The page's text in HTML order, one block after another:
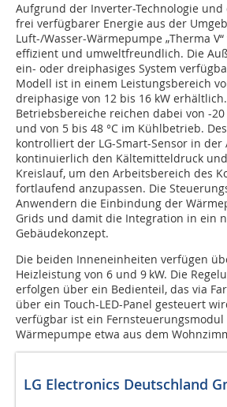
Aufgrund der Inverter-Technologie
frei verfügbarer Energie aus der
Luft-/Wasser-Wärmepumpe „Therma
effizient und umweltfreundlich. Die
ein- oder dreiphasiges System
Modell ist in einem Leistungsbereich
dreiphasige von 12 bis 16 kW
Betriebsbereiche reichen dabei von -20
und von 5 bis 48 °C im Kühlbetrieb.
kontrolliert der LG-Smart-Sensor in
kontinuierlich den Kältemitteldruck
Kreislauf, um den Arbeitsbereich des
fortlaufend anzupassen. Die
Anwendern die Einbindung der
Grids und damit die Integration in ein
Gebäudekonzept.
Die beiden Inneneinheiten verfügen
Heizleistung von 6 und 9 kW. Die
erfolgen über ein Bedienteil, das via
über ein Touch-LED-Panel gesteuert
verfügbar ist ein
Wärmepumpe etwa aus dem
LG Electronics Deutschland